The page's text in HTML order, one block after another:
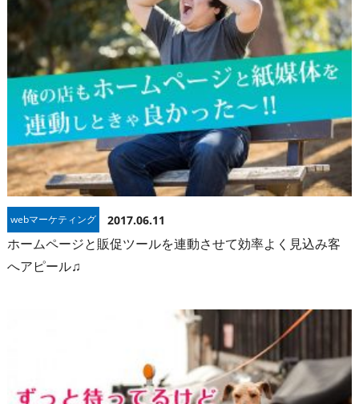
webマーケティング 2017.06.11
ホームページと販促ツールを連動させて効率よく見込み客
へアピール♫